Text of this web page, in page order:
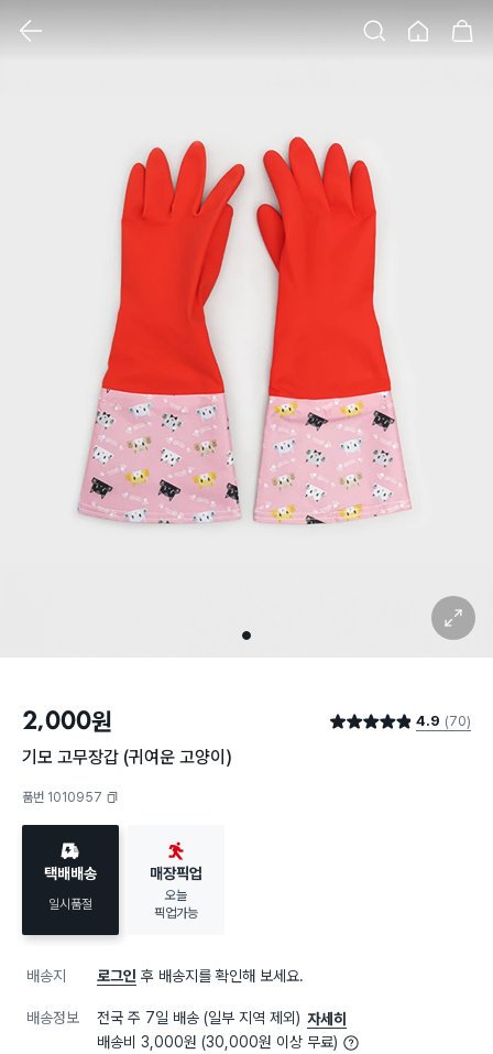
1
확대 보기
2,000원 별점 4.9점 4.9 (70)
기모 고무장갑 (귀여운 고양이)
품번 1010957
택배배송
일시품절
매장픽업
오늘
픽업가능
배송지 로그인 후 배송지를 확인해 보세요.
배송정보 전국 주 7일 배송 (일부 지역 제외) 자세히
배송비 3,000원 (30,000원 이상 무료)